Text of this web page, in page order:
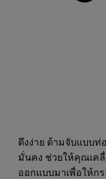
ดึงง่าย ด้ามจับแบบท่
มั่นคง ช่วยให้คุณเค
ออกแบบมาเพื่อให้ก